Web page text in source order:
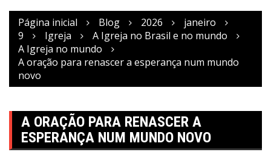
Página inicial Blog 2026
janeiro
9
Igreja
A Igreja no Brasil e no mundo
A Igreja no mundo
A oração para renascer a esperança num mundo
novo
A ORAÇÃO PARA RENASCER A
ESPERANÇA NUM MUNDO NOVO